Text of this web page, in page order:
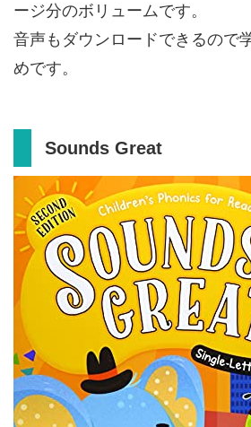
ージ分のボリュームです。
音声もダウンロードできるので
めです。
Sounds Great